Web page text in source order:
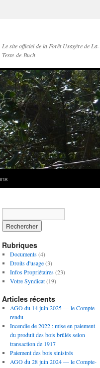
Le site officiel de la Forêt Usagère de La-
Teste-de-Buch
Rubriques
Documents(4)
Droits d'usage(3)
Infos Propriétaires(23)
Votre Syndicat(19)
Articles récents
AGO du 14 juin 2025 — le Compte-
rendu
Incendie de 2022 : mise en paiement
du produit des bois brûlés selon
transaction de 1917
Paiement des bois sinistrés
AGO du 28 juin 2024 — le Compte-